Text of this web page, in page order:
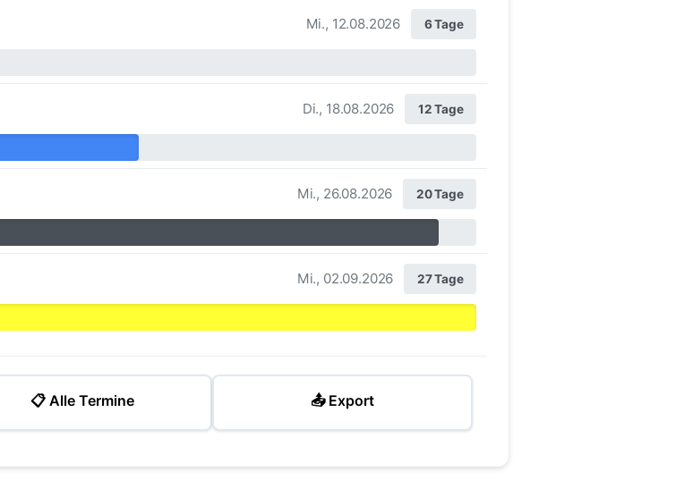
Mi., 12.08.2026 6 Tage
Di., 18.08.2026 12 Tage
Mi., 26.08.2026 20 Tage
Mi., 02.09.2026 27 Tage
📋 Alle Termine 📤 Export